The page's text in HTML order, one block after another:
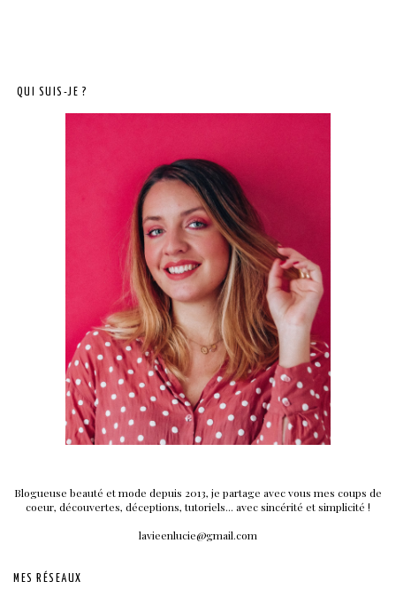
QUI SUIS-JE ?
Blogueuse beauté et mode depuis 2013, je partage avec vous mes coups de
coeur, découvertes, déceptions, tutoriels... avec sincérité et simplicité !
lavieenlucie@gmail.com
MES RÉSEAUX